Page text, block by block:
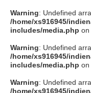
Warning: Undefined
/home/xs916945/
includes/media.php on
Warning: Undefined
/home/xs916945/
includes/media.php on
Warning: Undefined
/home/xs916945/